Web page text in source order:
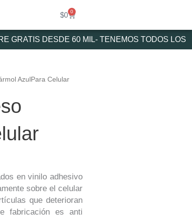
$0 0
Cart
DESDE 60 MIL- TENEMOS TODOS LOS
AzulPara Celular
en vinilo adhesivo
sobre el celular
que deterioran
fabricación es anti